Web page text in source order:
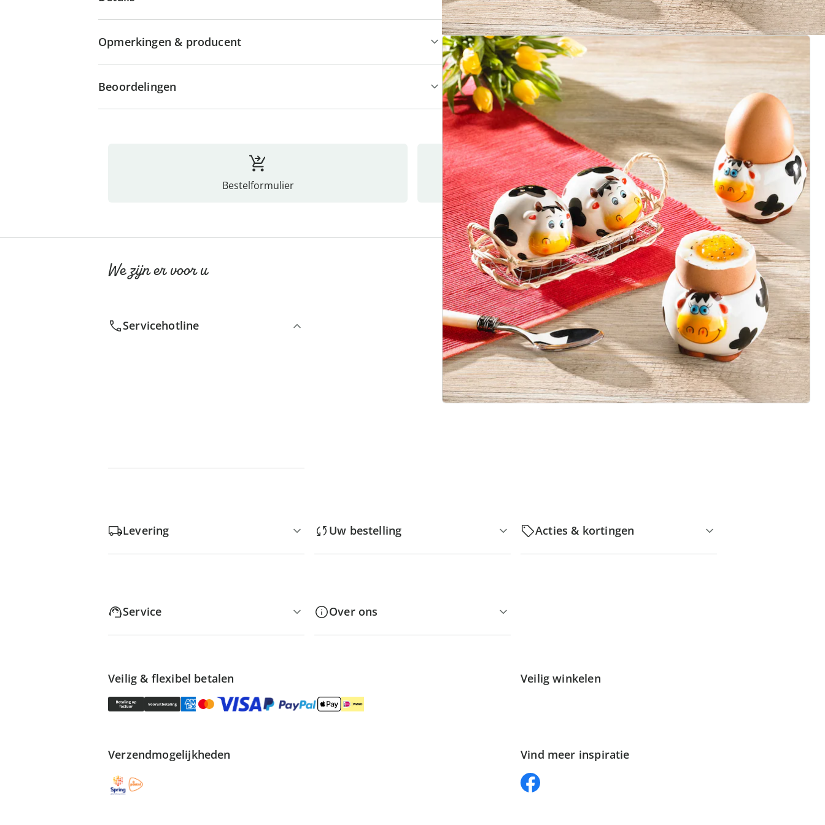
Opmerkingen & producent
Beoordelingen
Bestelformulier Nieuwsbrief aanmelden
We zijn er voor u
Servicehotline
3 redenen voor
“Huis & Comfort”
Gratis kopen op rekening
Gratis retour
Geen minimaal bestelbedrag
Levering Uw bestelling Acties & kortingen
Service Over ons
Veilig & flexibel betalen Veilig winkelen
Verzendmogelijkheden Vind meer inspiratie